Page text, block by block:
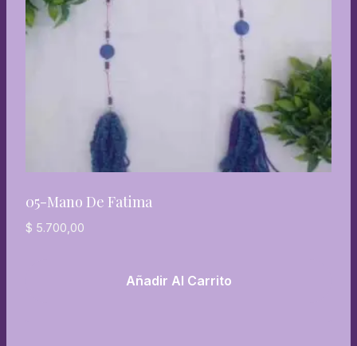
05-Mano De Fatima
$ 5.700,00
Añadir Al Carrito